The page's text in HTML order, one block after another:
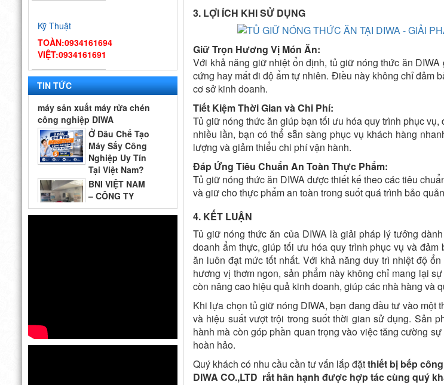
Kỹ Thuật
TOÀN:0934161694
VIỆT:0934161691
TIN TỨC
– Gợi ý quy trình & thiết bị
từ chuyên gia DIWACông ty Vĩnh
Hoàn tới tham quan nhà
máy sản xuất máy rửa chén
công nghiệp DIWA
Ở Đâu Chế Tạo
Máy Sấy Công
Nghiệp Uy Tín
Tại Việt Nam?
Top 5 Địa Chỉ Đáng Tin Cậy
BNI VIỆT NAM
– CÔNG TY
DIWA GIAO
LƯU CÙNG
QUÝ DOANH NGHIỆP VÀ
CÁC GIAN HÀNG THAM GIA
Thiết kế bếp
một chiều đạt
3. LỢI ÍCH KHI SỬ DỤNG
Giữ Trọn Hương Vị Món Ăn:
Với khả năng giữ nhiệt ổn định, tủ giữ nóng thức ăn
cứng hay mất đi độ ẩm tự nhiên. Điều này không chỉ đảm
cơ sở kinh doanh.
Tiết Kiệm Thời Gian và Chi Phí:
Tủ giữ nóng thức ăn giúp bạn tối ưu hóa quy trình phục
nhiều lần, bạn có thể sẵn sàng phục vụ khách hàng
lượng và giảm thiểu chi phí vận hành.
Đáp Ứng Tiêu Chuẩn An Toàn Thực Phẩm:
Tủ giữ nóng thức ăn DIWA được thiết kế theo các tiêu
và giữ cho thực phẩm an toàn trong suốt quá trình bảo
4. KẾT LUẬN
Tủ giữ nóng thức ăn của DIWA là giải pháp lý tưởng
doanh ẩm thực, giúp tối ưu hóa quy trình phục vụ và đảm
ăn luôn đạt mức tốt nhất. Với khả năng duy trì nhiệt độ
hương vị thơm ngon, sản phẩm này không chỉ mang lại
còn nâng cao hiệu quả kinh doanh, giúp các nhà hàng và
Khi lựa chọn tủ giữ nóng DIWA, bạn đang đầu tư vào
và hiệu suất vượt trội trong suốt thời gian sử dụng. Sản
hành mà còn góp phần quan trọng vào việc tăng cường
hoàn hảo.
Quý khách có nhu cầu cần tư vấn lắp đặtthiết bị bếp
DIWA CO.,LTD rất hân hạnh được hợp tác cùng quý